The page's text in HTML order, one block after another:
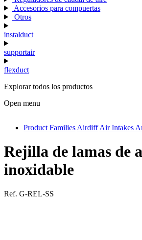
Accesorios para compuertas
Otros
instalduct
supportair
flexduct
Explorar todos los productos
Open menu
antivib
isolfix
airdiff
supportair
Product Families Airdiff Air Intakes
Rejilla de lamas de
inoxidable
Ref. G-REL-SS